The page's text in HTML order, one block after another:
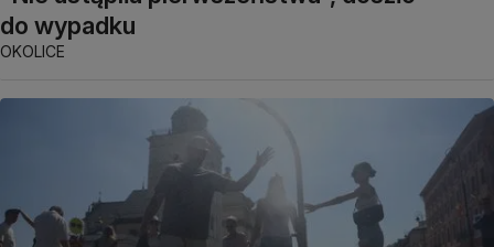
do wypadku
OKOLICE